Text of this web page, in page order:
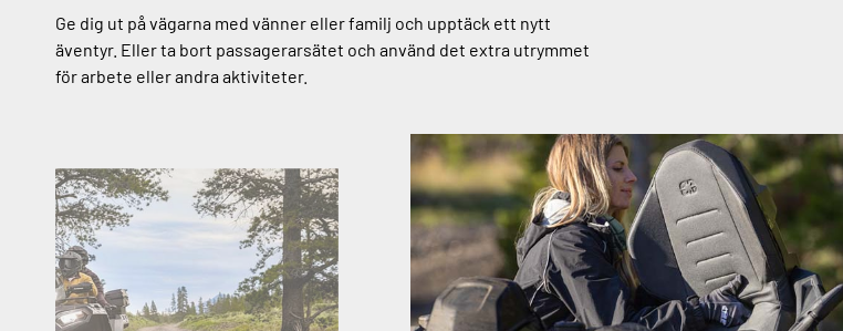
Ge dig ut på vägarna med vänner eller familj och upptäck ett nytt
äventyr. Eller ta bort passagerarsätet och använd det extra utrymmet
för arbete eller andra aktiviteter.